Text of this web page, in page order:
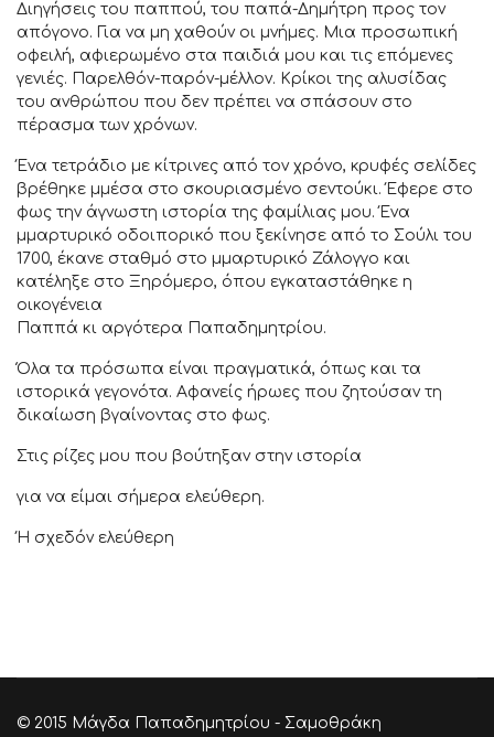
Διηγήσεις του παππού, του παπά-Δημήτρη προς τον
απόγονο. Για να μη χαθούν οι μνήμες. Μια προσωπική
οφειλή, αφιερωμένο στα παιδιά μου και τις επόμενες
γενιές. Παρελθόν-παρόν-μέλλον. Κρίκοι της αλυσίδας
του ανθρώπου που δεν πρέπει να σπάσουν στο
πέρασμα των χρόνων.
Ένα τετράδιο µε κίτρινες από τον χρόνο, κρυφές σελίδες
βρέθηκε µμέσα στο σκουριασμένο σεντούκι. Έφερε στο
φως την άγνωστη ιστορία της φαμίλιας µου. Ένα
µμαρτυρικό οδοιπορικό που ξεκίνησε από το Σούλι του
1700, έκανε σταθμό στο µμαρτυρικό Ζάλογγο και
κατέληξε στο Ξηρόµερο, όπου εγκαταστάθηκε η
οικογένεια
Παππά κι αργότερα Παπαδηµητρίου.
Όλα τα πρόσωπα είναι πραγματικά, όπως και τα
ιστορικά γεγονότα. Αφανείς ήρωες που ζητούσαν τη
δικαίωση βγαίνοντας στο φως.
Στις ρίζες μου που βούτηξαν στην ιστορία
για να είμαι σήμερα ελεύθερη.
Ή σχεδόν ελεύθερη
© 2015 Μάγδα Παπαδημητρίου - Σαμοθράκη